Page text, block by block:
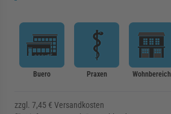
Buero Praxen Wohnbereich
zzgl. 7,45 € Versandkosten